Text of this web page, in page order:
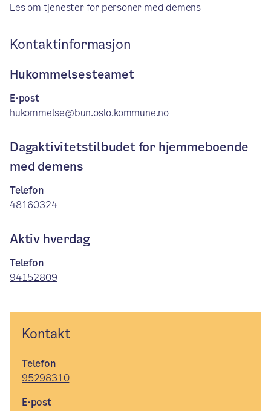
Les om tjenester for personer med demens
Kontaktinformasjon
Hukommelsesteamet
E-post
hukommelse@bun.oslo.kommune.no
Dagaktivitetstilbudet for hjemmeboende
med demens
Telefon
48160324
Aktiv hverdag
Telefon
94152809
Kontakt
Telefon
95298310
E-post